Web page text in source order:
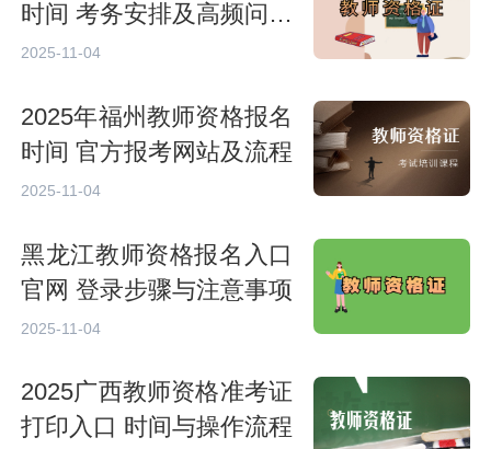
时间 考务安排及高频问题
汇总
2025-11-04
2025年福州教师资格报名
时间 官方报考网站及流程
2025-11-04
黑龙江教师资格报名入口
官网 登录步骤与注意事项
2025-11-04
2025广西教师资格准考证
打印入口 时间与操作流程